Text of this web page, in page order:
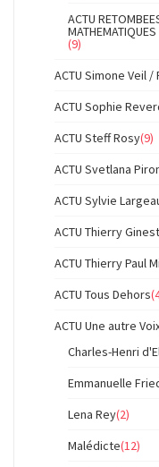
ACTU
MATHEMATIQUES
(9)
ACTU Simone Veil
ACTU Sophie
ACTU Steff Rosy(9)
ACTU Svetlana
ACTU Sylvie
ACTU Thierry
ACTU Thierry Paul
ACTU Tous Dehors
ACTU Une autre
Charles-Henri
Emmanuelle
Lena Rey(2)
Malédicte(12)